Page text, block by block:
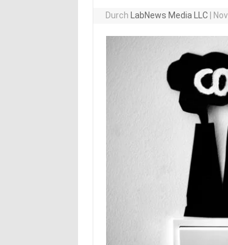
Durch LabNews Media LLC